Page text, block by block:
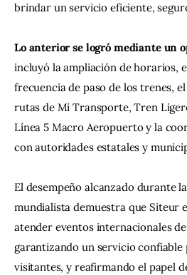
brindar un servicio eficiente,
Lo anterior se logró mediante un
incluyó la ampliación de horarios,
frecuencia de paso de los trenes,
rutas de Mi Transporte, Tren
Línea 5 Macro Aeropuerto y la
con autoridades estatales y
El desempeño alcanzado durante
mundialista demuestra que Siteur
atender eventos internacionales
garantizando un servicio confiable
visitantes, y reafirmando el papel